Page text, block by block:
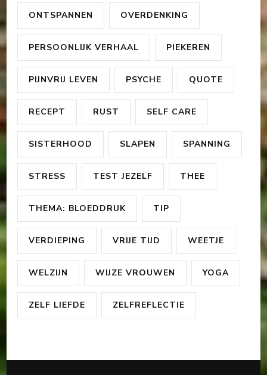
ONTSPANNEN OVERDENKING
PERSOONLIJK VERHAAL PIEKEREN
PIJNVRIJ LEVEN PSYCHE QUOTE
RECEPT RUST SELF CARE
SISTERHOOD SLAPEN SPANNING
STRESS TEST JEZELF THEE
THEMA: BLOEDDRUK TIP
VERDIEPING VRIJE TIJD WEETJE
WELZIJN WIJZE VROUWEN YOGA
ZELF LIEFDE ZELFREFLECTIE